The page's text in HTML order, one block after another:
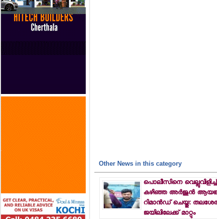
Other News in this category
പൊലീസിനെ
കഴിഞ്ഞ അര്‍ജുന്‍
റിമാന്‍ഡ് ചെയ്തു:
ജയിലിലേക്ക് മാറ്റും